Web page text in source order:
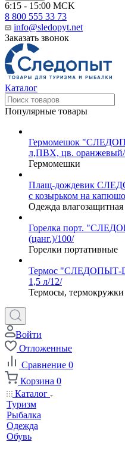
6:15 - 15:00 MCK
8 800 555 33 73
info@sledopyt.net
Заказать звонок
Каталог
Популярные товары
Гермомешок
л,ПВХ, цв.
Гермомешки
Плащ-дождевик
с козырьком на
Одежда влагозащитная
Горелка порт.
(цанг.)/100/
Горелки портативные
Термос "СЛЕДОПЫТ-
1,5 л/12/
Термосы, термокружки
Войти
Отложенные
Сравнение 0
Корзина 0
Каталог
Туризм
Рыбалка
Одежда
Обувь